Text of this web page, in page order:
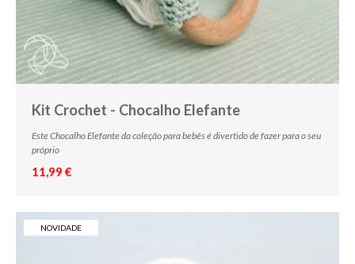
Kit Crochet - Chocalho Elefante
Este Chocalho Elefante da coleção para bebês é divertido de fazer para o seu
próprio
11,99 €
NOVIDADE